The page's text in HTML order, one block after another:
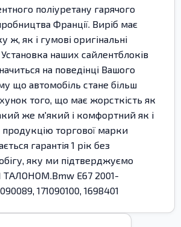
поліуретану гарячого
Франції. Виріб має
ж, як і гумові оригінальні
наших сайлентблоків
на поведінці Вашого
що автомобіль стане більш
того, що має жорсткість як
же м'який і комфортний як і
торгової марки
гарантія 1 рік без
яку ми підтверджуємо
E67 2001-
171090100, 1698401